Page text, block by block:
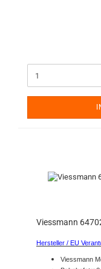
Viessmann
Hersteller / EU
Viessmann